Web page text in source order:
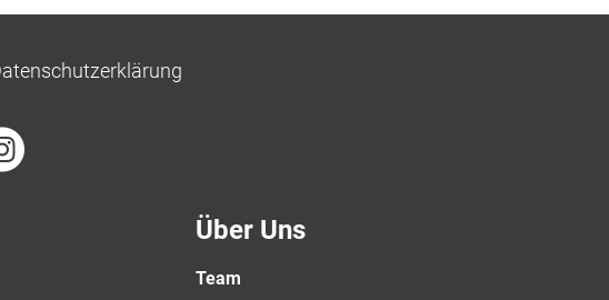
Über Uns
Team